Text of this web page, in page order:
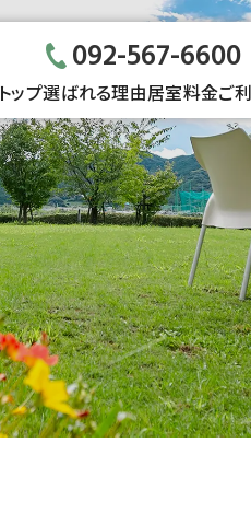
092-567-6600
トップ選ばれる理由居室料金ご